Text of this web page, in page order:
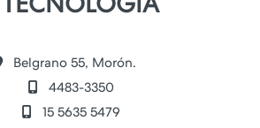
Belgrano 55, Morón.
4483-3350
15 5635 5479